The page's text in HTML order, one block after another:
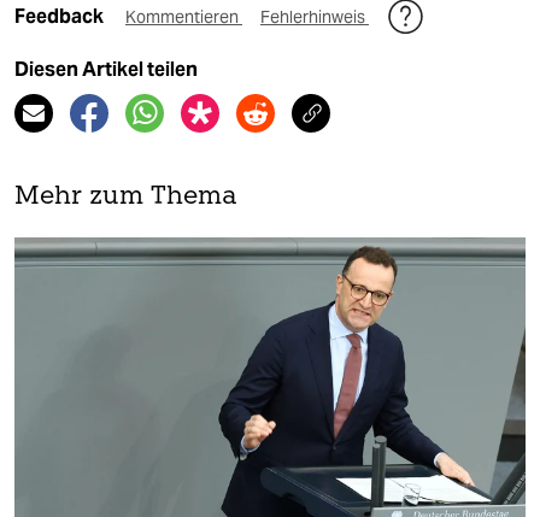
Feedback Kommentieren Fehlerhinweis
Diesen Artikel teilen
Mehr zum Thema